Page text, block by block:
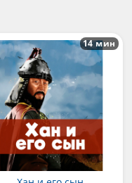
14 мин